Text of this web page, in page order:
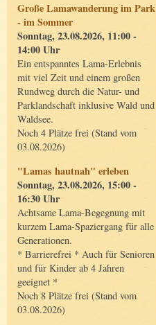
Große Lamawanderung im Park
- im Sommer
Sonntag, 23.08.2026, 11:00 -
14:00 Uhr
Ein entspanntes Lama-Erlebnis
mit viel Zeit und einem großen
Rundweg durch die Natur- und
Parklandschaft inklusive Wald und
Waldsee.
Noch 4 Plätze frei (Stand vom
03.08.2026)
"Lamas hautnah" erleben
Sonntag, 23.08.2026, 15:00 -
16:30 Uhr
Achtsame Lama-Begegnung mit
kurzem Lama-Spaziergang für alle
Generationen.
* Barrierefrei * Auch für Senioren
und für Kinder ab 4 Jahren
geeignet *
Noch 8 Plätze frei (Stand vom
03.08.2026)